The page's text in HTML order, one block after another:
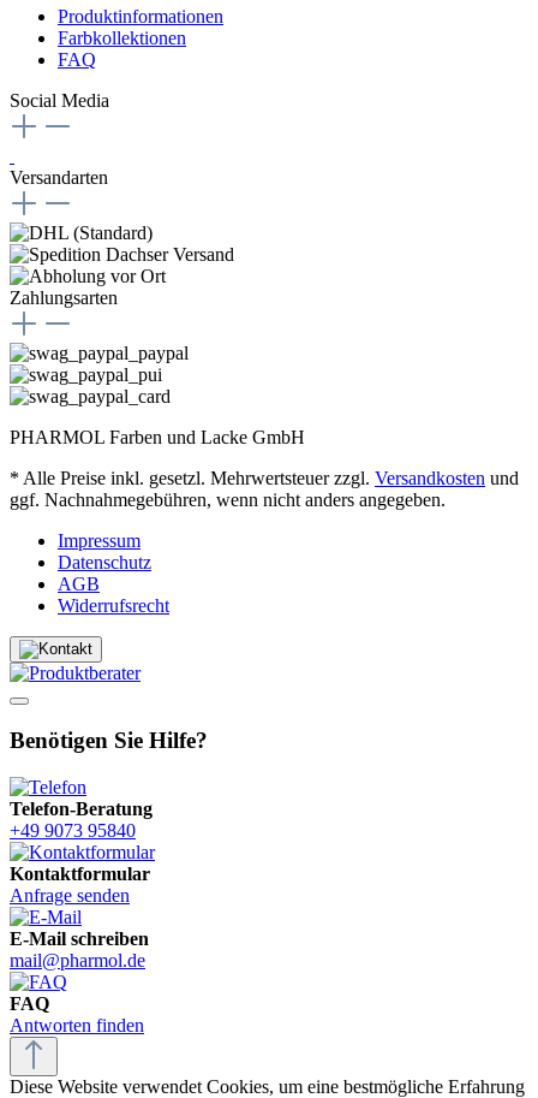
Produktinformationen
Farbkollektionen
FAQ
Social Media
Versandarten
Zahlungsarten
PHARMOL Farben und Lacke GmbH
* Alle Preise inkl. gesetzl. Mehrwertsteuer zzgl. Versandkosten und
ggf. Nachnahmegebühren, wenn nicht anders angegeben.
Impressum
Datenschutz
AGB
Widerrufsrecht
Benötigen Sie Hilfe?
Telefon-Beratung
+49 9073 95840
Kontaktformular
Anfrage senden
E-Mail schreiben
mail@pharmol.de
FAQ
Antworten finden
Diese Website verwendet Cookies, um eine bestmögliche Erfahrung